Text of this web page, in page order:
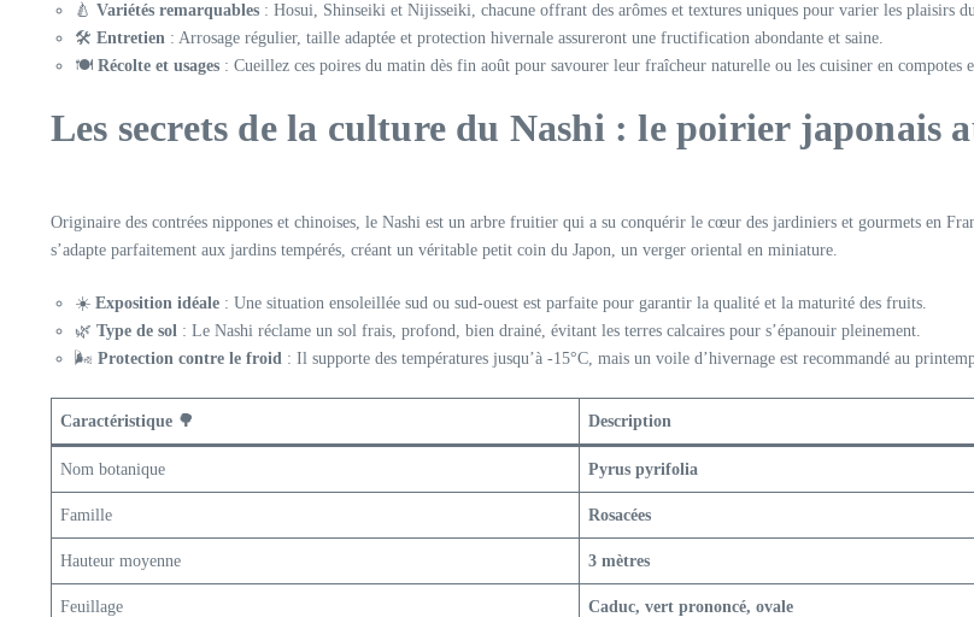
🍐 Variétés remarquables : Hosui, Shinseiki et Nijisseiki, chacune offrant des arômes et textures uniques pour varier les plaisirs
🛠 Entretien : Arrosage régulier, taille adaptée et protection hivernale assureront une fructification abondante et saine.
🍽 Récolte et usages : Cueillez ces poires du matin dès fin août pour savourer leur fraîcheur naturelle ou les cuisiner en compotes
Les secrets de la culture du Nashi : le poirier japonais
Originaire des contrées nippones et chinoises, le Nashi est un arbre fruitier qui a su conquérir le cœur des jardiniers et gourmets en
s’adapte parfaitement aux jardins tempérés, créant un véritable petit coin du Japon, un verger oriental en miniature.
☀️ Exposition idéale : Une situation ensoleillée sud ou sud-ouest est parfaite pour garantir la qualité et la maturité des fruits.
🌿 Type de sol : Le Nashi réclame un sol frais, profond, bien drainé, évitant les terres calcaires pour s’épanouir pleinement.
🌬 Protection contre le froid : Il supporte des températures jusqu’à -15°C, mais un voile d’hivernage est recommandé au
Caractéristique 🌳 Description
Nom botanique Pyrus pyrifolia
Famille Rosacées
Hauteur moyenne 3 mètres
Feuillage Caduc, vert prononcé, ovale